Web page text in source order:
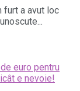
furt a avut loc